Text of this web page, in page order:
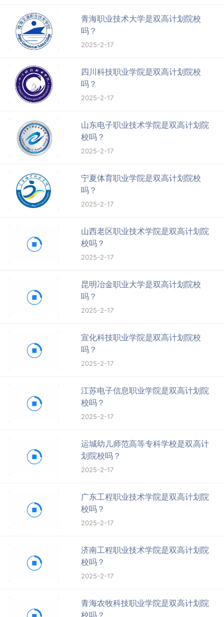
青海职业技术大学是双高计划院校
吗？
2025-2-17
四川科技职业学院是双高计划院校
吗？
2025-2-17
山东电子职业技术学院是双高计划院
校吗？
2025-2-17
宁夏体育职业学院是双高计划院校
吗？
2025-2-17
山西老区职业技术学院是双高计划院
校吗？
2025-2-17
昆明冶金职业大学是双高计划院校
吗？
2025-2-17
宣化科技职业学院是双高计划院校
吗？
2025-2-17
江苏电子信息职业学院是双高计划院
校吗？
2025-2-17
运城幼儿师范高等专科学校是双高计
划院校吗？
2025-2-17
广东工程职业技术学院是双高计划院
校吗？
2025-2-17
济南工程职业技术学院是双高计划院
校吗？
2025-2-17
青海农牧科技职业学院是双高计划院
校吗？